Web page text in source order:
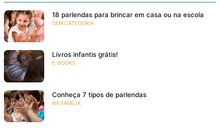
18 parlendas para brincar em casa ou na escola
SEM CATEGORIA
Livros infantis grátis!
E-BOOKS
Conheça 7 tipos de parlendas
NA FAMÍLIA